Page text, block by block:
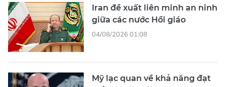
Iran đề xuất liên minh an ninh
giữa các nước Hồi giáo
04/08/2026 01:08
Mỹ lạc quan về khả năng đạt